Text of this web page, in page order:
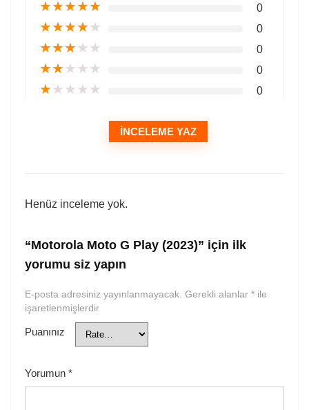
★★★★★ 0
★★★★★ 0
★★★★★ 0
★★★★★ 0
★★★★★ 0
İNCELEME YAZ
Henüz inceleme yok.
“Motorola Moto G Play (2023)” için ilk
yorumu siz yapın
E-posta adresiniz yayınlanmayacak. Gerekli alanlar * ile
işaretlenmişlerdir
Puanınız
Yorumun *